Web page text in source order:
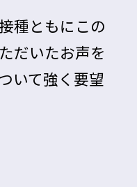
種ともにこの
だいたお声を
いて強く要望